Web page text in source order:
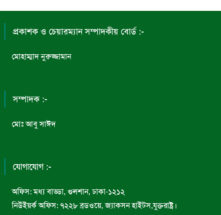
প্রকাশক ও চেয়ারম্যান সম্পাদকীয় বোর্ড :-
মোহাম্মাদ নুরুজ্জামান
সম্পাদক :-
মোঃ আবু সাঈদ
যোগাযোগ :-
অফিস: মধ্য বাড্ডা, গুলশান, ঢাকা-১২১২
নিউইয়র্ক অফিস: ৭২২৮ ব্রডওয়ে, জ্যাকসন হাইটস,যুক্তরাষ্ট্র।